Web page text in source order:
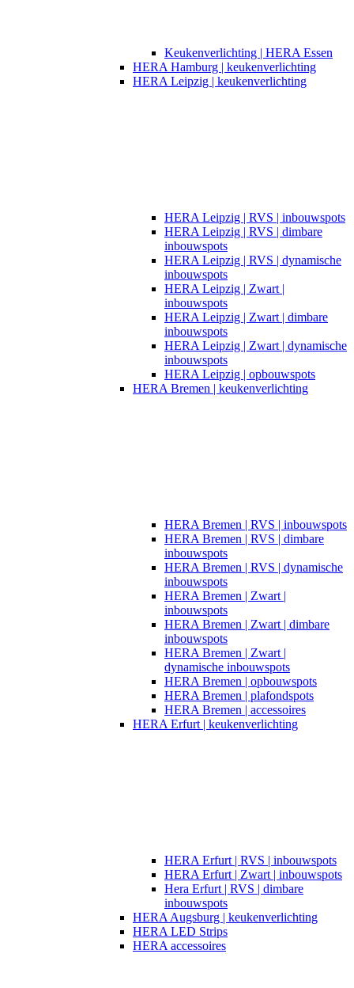
Keukenverlichting | HERA Essen
HERA Hamburg | keukenverlichting
HERA Leipzig | keukenverlichting
HERA Leipzig | RVS | inbouwspots
HERA Leipzig | RVS | dimbare
inbouwspots
HERA Leipzig | RVS | dynamische
inbouwspots
HERA Leipzig | Zwart |
inbouwspots​
HERA Leipzig | Zwart | dimbare
inbouwspots
HERA Leipzig | Zwart | dynamische
inbouwspots
HERA Leipzig | opbouwspots
HERA Bremen | keukenverlichting
HERA Bremen | RVS | inbouwspots
HERA Bremen | RVS | dimbare
inbouwspots
HERA Bremen | RVS | dynamische
inbouwspots
HERA Bremen | Zwart |
inbouwspots
HERA Bremen | Zwart | dimbare
inbouwspots
HERA Bremen | Zwart |
dynamische inbouwspots
HERA Bremen | opbouwspots
HERA Bremen | plafondspots
HERA Bremen | accessoires
HERA Erfurt | keukenverlichting
HERA Erfurt | RVS | inbouwspots
HERA Erfurt | Zwart | inbouwspots
Hera Erfurt | RVS | dimbare
inbouwspots
HERA Augsburg | keukenverlichting
HERA LED Strips
HERA accessoires